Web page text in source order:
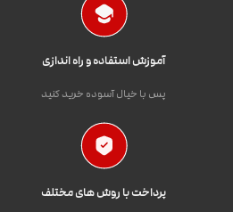
آموزش استفاده و راه اندازی
پس با خیال آسوده خرید کنید
پرداخت با روش های مختلف